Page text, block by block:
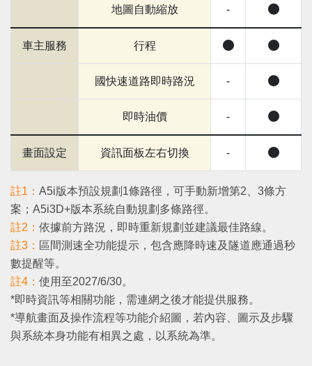
地圖自動縮放 -
車主服務 行程
國快速道路即時路況 -
即時油價 -
畫面設定 資訊面板左右切換 -
註1： A5i版本預設規劃1條路徑，可手動新增第2、3條方
案；A5i3D+版本系統自動規劃多條路徑。
註2： 依據前方路況，即時重新規劃並建議最佳路線。
註3： 區間測速全功能提示，包含應降時速及隧道應通過秒
數提醒等。
註4： 使用至2027/6/30。
*即時資訊等相關功能，需連網之後才能提供服務。
*導航畫面及操作流程等功能介紹圖，若內容、圖示及步驟
與系統本⾝功能有相異之處，以系統為準。